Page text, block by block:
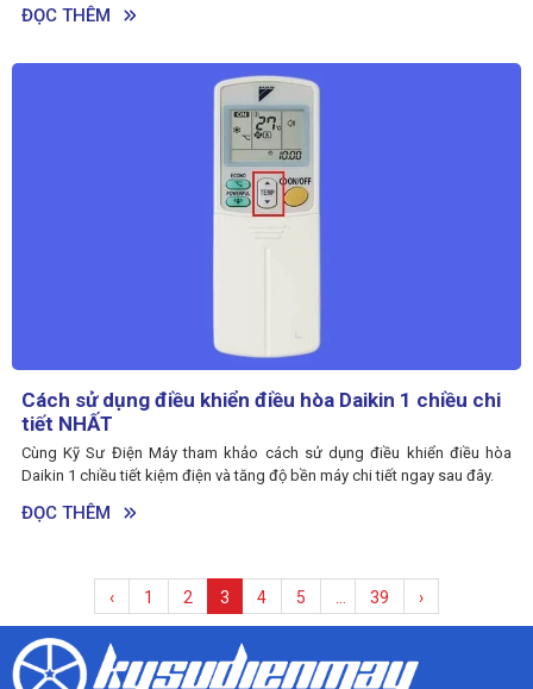
ĐỌC THÊM
Cách sử dụng điều khiển điều hòa Daikin 1 chiều chi
tiết NHẤT
Cùng Kỹ Sư Điện Máy tham khảo cách sử dụng điều khiển điều hòa
Daikin 1 chiều tiết kiệm điện và tăng độ bền máy chi tiết ngay sau đây.
ĐỌC THÊM
‹ 1 2 3 4 5 39 ›